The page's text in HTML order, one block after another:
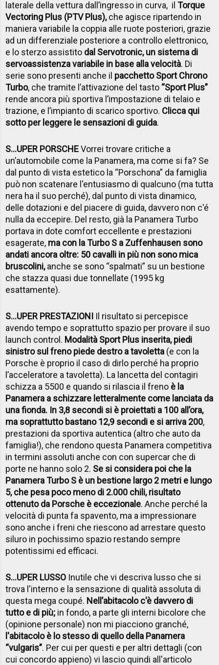
laterale della vettura dall’ingresso in curva, ilTorque
Vectoring Plus (PTV Plus),che agisce ripartendo in
maniera variabile la coppia alle ruote posteriori, grazie
ad un differenziale posteriore a controllo elettronico,
e lo sterzo assistito dal Servotronic, un sistema di
servoassistenza variabile in base alla velocità. Di
serie sono presenti anche il pacchetto Sport Chrono
Turbo, che tramite l’attivazione del tasto “Sport Plus”
rende ancora più sportiva l’impostazione di telaio e
trazione, e l’impianto di scarico sportivo. Clicca qui
sotto per leggere le sensazioni di guida.
S...UPER PORSCHEVorrei trovare critiche a
un’automobile come la Panamera, ma come si fa? Se
dal punto di vista estetico la “Porschona” da famiglia
può non scatenare l'entusiasmo di qualcuno (ma tutta
nera ha il suo perché), dal punto di vista dinamico,
delle dotazioni e del piacere di guida, davvero non c'é
nulla da eccepire. Del resto, già la Panamera Turbo
portava in dote comfort eccellente e prestazioni
esagerate, ma con la Turbo S a Zuffenhausen sono
andati ancora oltre: 50 cavalli in più non sono mica
bruscolini,anche se sono “spalmati” su un bestione
che stazza quasi due tonnellate (1995 kg
esattamente).
S...UPER PRESTAZIONI Il risultato si percepisce
avendo tempo e soprattutto spazio per provare il suo
launch control. Modalità Sport Plus inserita, piedi
sinistro sul freno piede destro a tavoletta (e con la
Porsche è proprio il caso di dirlo perché ha proprio
l’acceleratore a tavoletta). La lancetta del contagiri
schizza a 5500 e quando si rilascia il freno è la
Panamera a schizzare letteralmente come lanciata da
una fionda. In 3,8 secondi si è proiettati a 100 all’ora,
ma soprattutto bastano 12,9 secondi e si arriva 200,
prestazioni da sportiva autentica (altro che auto da
famiglia!), che rendono questa Panamera competitiva
in termini assoluti anche con con supercar che di
porte ne hanno solo 2. Se si considera poi che la
Panamera Turbo S è un bestione largo 2 metri e lungo
5, che pesa poco meno di 2.000 chili, risultato
ottenuto da Porsche è eccezionale. Anche perché la
velocità di punta fa spavento, ma a impressionare
sono anche i freni che riescono ad arrestare questo
siluro in pochissimo spazio restando sempre
potentissimi ed efficaci.
S...UPER LUSSO Inutile che vi descriva lusso che si
trova l'interno e la sensazione di qualità assoluta di
questa mega coupé. Nell’abitacolo c'è davvero di
tutto e di più; in fondo, a parte gli interni bicolore che
(opinione personale) non mi piacciono granché,
l'abitacolo è lo stesso di quello della Panamera
“vulgaris”. Per cui per questi e per altri dettagli (con
cui concordo appieno) vi lascio quindi all'articolo